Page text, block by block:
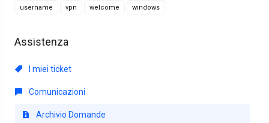
username vpn welcome windows
Assistenza
I miei ticket
Comunicazioni
Archivio Domande